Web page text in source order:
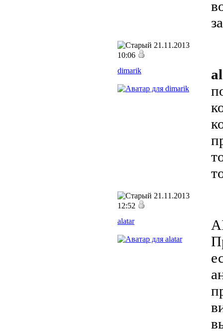
21.11.2013
10:06
dimarik
21.11.2013
12:52
alatar